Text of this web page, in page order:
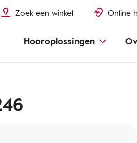
Zoek een winkel Online
Hooroplossingen